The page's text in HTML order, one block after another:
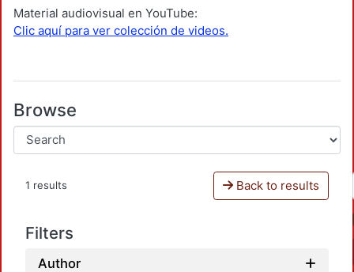
Material audiovisual en YouTube:
Clic aquí para ver colección de videos.
Browse
1 results Back to results
Filters
Author